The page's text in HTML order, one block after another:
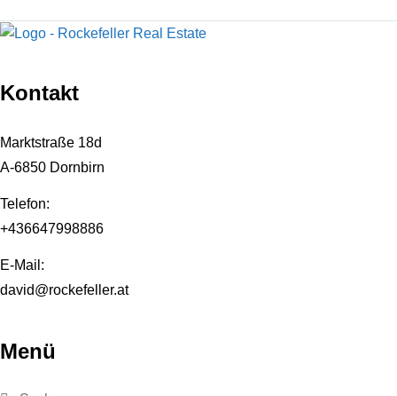
Kontakt
Marktstraße 18d
A-6850 Dornbirn
Telefon:
+436647998886
E-Mail:
david@rockefeller.at
Menü